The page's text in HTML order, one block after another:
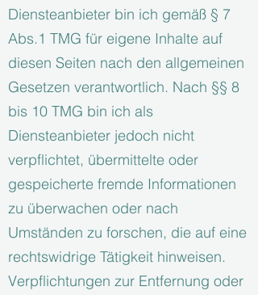
Diensteanbieter bin ich gemäß § 7
Abs.1 TMG für eigene Inhalte auf
diesen Seiten nach den allgemeinen
Gesetzen verantwortlich. Nach §§ 8
bis 10 TMG bin ich als
Diensteanbieter jedoch nicht
verpflichtet, übermittelte oder
gespeicherte fremde Informationen
zu überwachen oder nach
Umständen zu forschen, die auf eine
rechtswidrige Tätigkeit hinweisen.
Verpflichtungen zur Entfernung oder